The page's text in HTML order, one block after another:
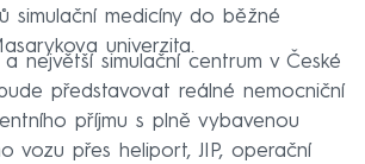
simulační medicíny do běžné
univerzita.
největší simulační centrum v České
představovat reálné nemocniční
příjmu s plně vybavenou
vozu přes heliport, JIP, operační